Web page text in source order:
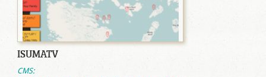
ISUMATV
CMS: